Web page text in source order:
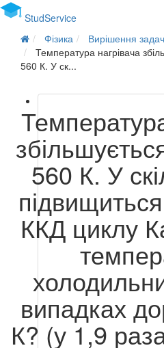
StudService
Фізика
Вирішення задач
Температура нагрівача
560 К. У ск...
560 К. У
ККД циклу
випадках
К? (у 1,9